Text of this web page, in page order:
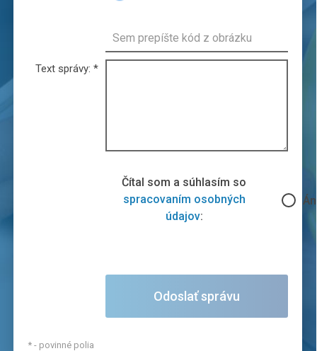
Text správy: *
Čítal som a súhlasím so
spracovaním osobných
údajov:
* - povinné polia